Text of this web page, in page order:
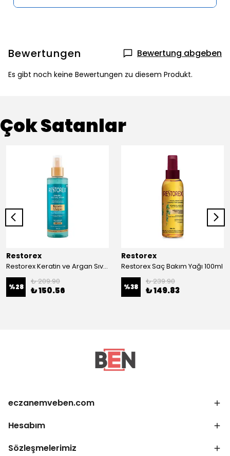
Bewertungen Bewertung abgeben
Es gibt noch keine Bewertungen zu diesem Produkt.
Çok Satanlar
Restorex
Restorex Keratin ve Argan Sıvı Saç Kremi 200 ml
%28
₺ 209.90
₺ 150.56
Restorex
Restorex Saç Bakım Yağı 100ml
%38
₺ 239.90
₺ 149.83
eczanemveben.com
Hesabım
Sözleşmelerimiz